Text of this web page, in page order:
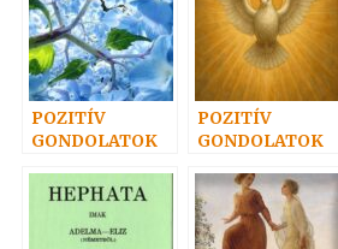
POZITÍV
GONDOLATOK
POZITÍV
GONDOLATOK